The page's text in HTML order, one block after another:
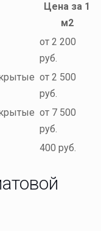
Цена за 1
м2
от 2 200
руб.
от 2 500
руб.
от 7 500
руб.
400 руб.